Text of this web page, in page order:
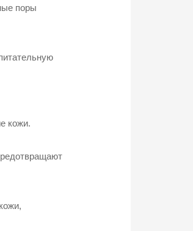
поры
кожи.